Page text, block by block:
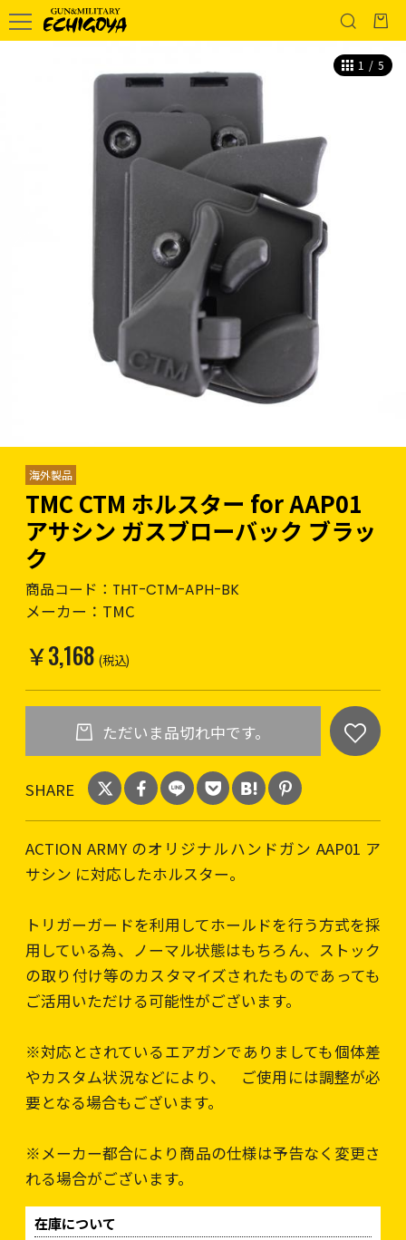
1 / 5
海外製品
TMC CTM ホルスター for AAP01
アサシン ガスブローバック ブラッ
ク
商品コード： THT-CTM-APH-BK
メーカー： TMC
￥3,168 (税込)
ただいま品切れ中です。
SHARE
ACTION ARMY のオリジナルハンドガン AAP01 ア
サシン に対応したホルスター。
トリガーガードを利用してホールドを行う方式を採
用している為、ノーマル状態はもちろん、ストック
の取り付け等のカスタマイズされたものであっても
ご活用いただける可能性がございます。
※対応とされているエアガンでありましても個体差
やカスタム状況などにより、 ご使用には調整が必
要となる場合もございます。
※メーカー都合により商品の仕様は予告なく変更さ
れる場合がございます。
在庫について